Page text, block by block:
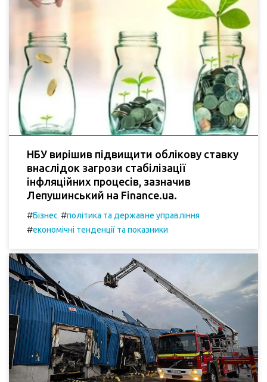
НБУ вирішив підвищити облікову ставку
внаслідок загрози стабілізації
інфляційних процесів, зазначив
Лепушинський на Finance.ua.
#Бізнес #політика та державне управління
#економічні тенденції та показники